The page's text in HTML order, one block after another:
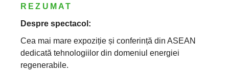
REZUMAT
Despre spectacol:
Cea mai mare expoziție și conferință din ASEAN
dedicată tehnologiilor din domeniul energiei
regenerabile.